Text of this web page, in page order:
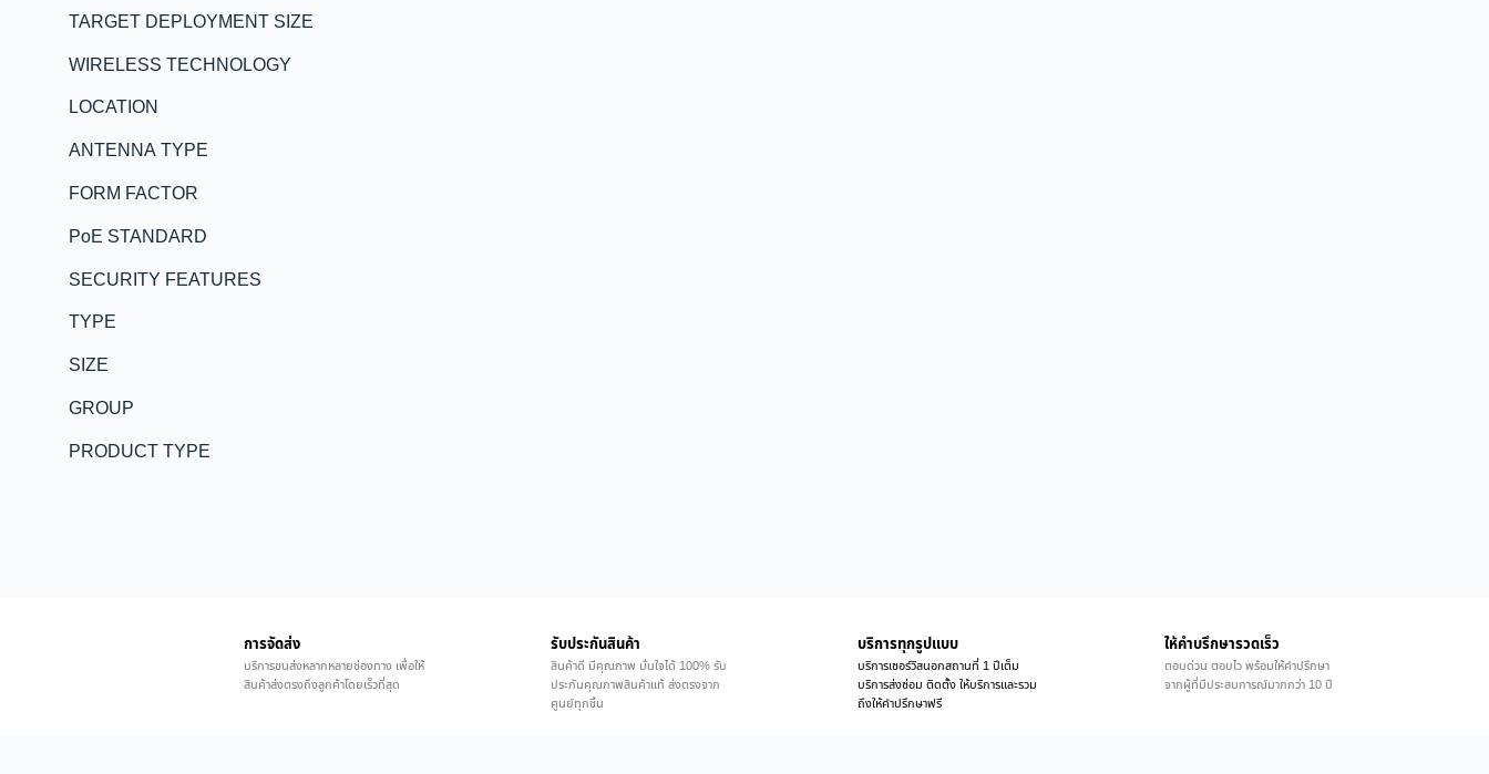
TARGET DEPLOYMENT SIZE
WIRELESS TECHNOLOGY
LOCATION
ANTENNA TYPE
FORM FACTOR
PoE STANDARD
SECURITY FEATURES
TYPE
SIZE
GROUP
PRODUCT TYPE
การจัดส่ง
บริการขนส่งหลากหลายช่องทาง เพื่อให้
สินค้าส่งตรงถึงลูกค้าโดยเร็วที่สุด
รับประกันสินค้า
สินค้าดี มีคุณภาพ มั่นใจได้ 100% รับ
ประกันคุณภาพสินค้าแท้ ส่งตรงจาก
ศูนย์ทุกชิ้น
บริการทุกรูปแบบ
บริการเซอร์วิสนอกสถานที่ 1 ปีเต็ม
บริการส่งซ่อม ติดตั้ง ให้บริการและรวม
ถึงให้คำปรึกษาฟรี
ให้คำบรึกษารวดเร็ว
ตอบด่วน ตอบไว พร้อมให้คำปรึกษา
จากผู้ที่มีประสบการณ์มากกว่า 10 ปี